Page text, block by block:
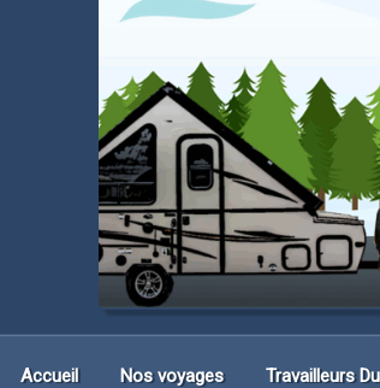
Accueil Nos voyages Travailleurs